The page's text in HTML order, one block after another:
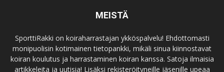
MEISTÄ
SporttiRakki on koiraharrastajan ykköspalvelu! Ehdottomasti
monipuolisin kotimainen tietopankki, mikäli sinua kiinnostavat
koiran koulutus ja harrastaminen koiran kanssa. Satoja ilmaisia
artikkeleita ja uutisia! Lisäksi rekisteröityneille jäsenille upeaa